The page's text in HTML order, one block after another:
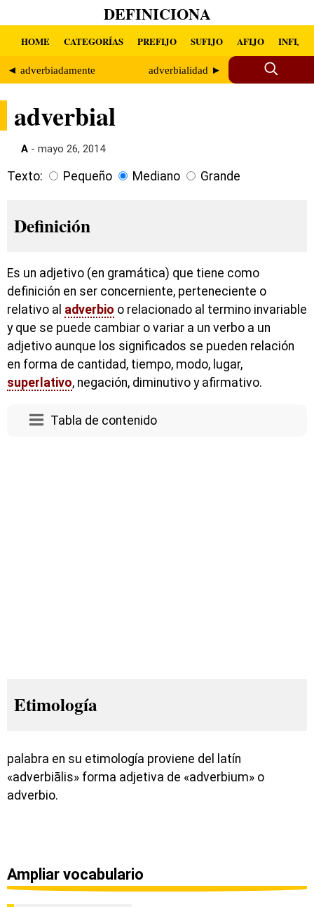
DEFINICIONA
HOME CATEGORÍAS PREFIJO SUFIJO AFIJO INFIJO
◄ adverbiadamente adverbialidad ►
adverbial
A - mayo 26, 2014
Texto: Pequeño Mediano Grande
Definición
Es un adjetivo (en gramática) que tiene como
definición en ser concerniente, perteneciente o
relativo al adverbio o relacionado al termino invariable
y que se puede cambiar o variar a un verbo a un
adjetivo aunque los significados se pueden relación
en forma de cantidad, tiempo, modo, lugar,
superlativo, negación, diminutivo y afirmativo.
Tabla de contenido
Etimología
palabra en su etimología proviene del latín
«adverbiālis» forma adjetiva de «adverbium» o
adverbio.
Ampliar vocabulario